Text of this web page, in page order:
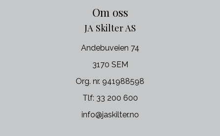
Om oss
JA Skilter AS
Andebuveien 74
3170 SEM
Org. nr. 941988598
Tlf: 33 200 600
info@jaskilter.no